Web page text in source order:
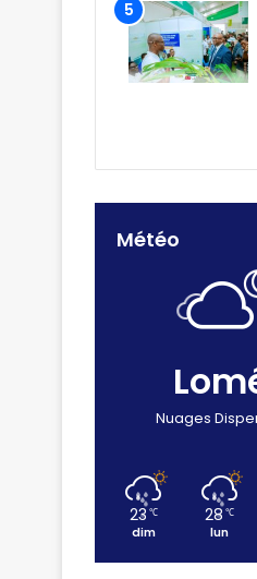
Météo
Nuages
23 ℃
dim
28 ℃
lun